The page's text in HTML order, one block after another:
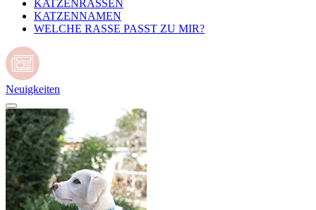
KATZENRASSEN
KATZENNAMEN
WELCHE RASSE PASST ZU MIR?
Neuigkeiten